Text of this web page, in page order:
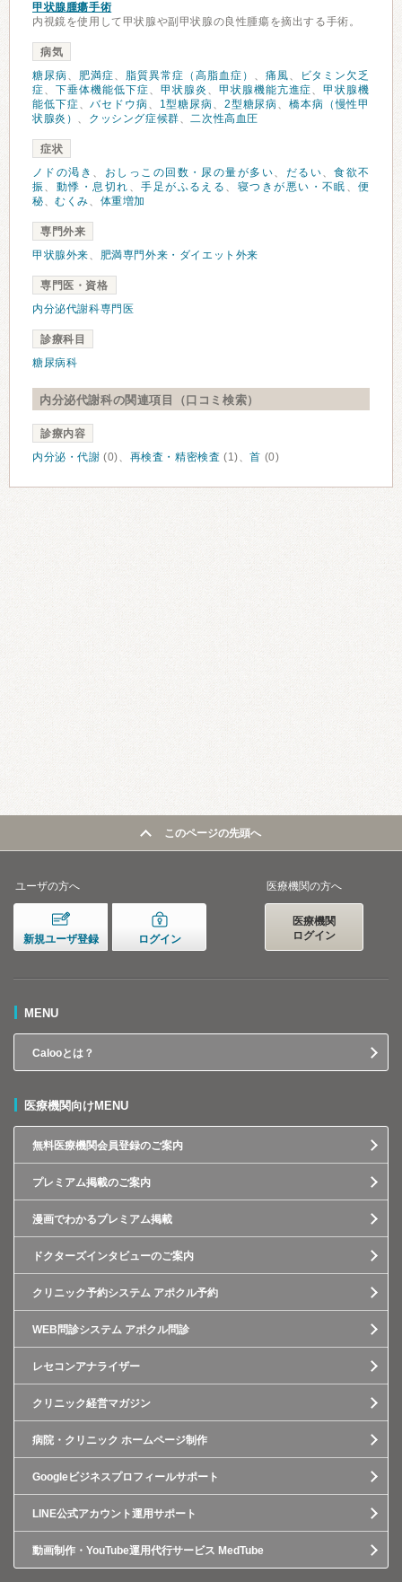
甲状腺腫瘍手術
内視鏡を使用して甲状腺や副甲状腺の良性腫瘍を摘出する手術。
病気
糖尿病、 肥満症、 脂質異常症（高脂血症） 、 痛風、
ビタミン欠乏
症、 下垂体機能低下症、 甲状腺炎 、 甲状腺機能亢進症、甲状腺機
能低下症、バセドウ病、 1型糖尿病、 2型糖尿病、橋本病（慢性甲
状腺炎） 、 クッシング症候群、二次性高血圧
症状
ノドの渇き 、 おしっこの回数・尿の量が多い、 だるい、食欲不
振 、 動悸・息切れ 、手足がふるえる 、 寝つきが悪い・不眠 、便
秘、むくみ、 体重増加
専門外来
甲状腺外来、 肥満専門外来・ダイエット外来
専門医・資格
内分泌代謝科専門医
診療科目
糖尿病科
内分泌代謝科の関連項目（口コミ検索）
診療内容
内分泌・代謝 (0)、 再検査・精密検査 (1)、首 (0)
このページの先頭へ
ユーザの方へ
新規ユーザ登録 ログイン
医療機関の方へ
医療機関
ログイン
MENU
Calooとは？
医療機関向けMENU
無料医療機関会員登録のご案内
プレミアム掲載のご案内
漫画でわかるプレミアム掲載
ドクターズインタビューのご案内
クリニック予約システム アポクル予約
WEB問診システム アポクル問診
レセコンアナライザー
クリニック経営マガジン
病院・クリニック ホームページ制作
Googleビジネスプロフィールサポート
LINE公式アカウント運用サポート
動画制作・YouTube運用代行サービス MedTube